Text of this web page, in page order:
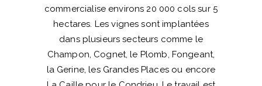
commercialise environs 20 000 cols sur 5
hectares. Les vignes sont implantées
dans plusieurs secteurs comme le
Champon, Cognet, le Plomb, Fongeant,
la Gerine, les Grandes Places ou encore